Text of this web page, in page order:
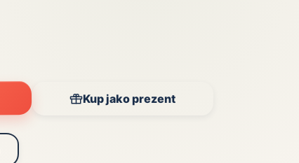
Kup jako prezent